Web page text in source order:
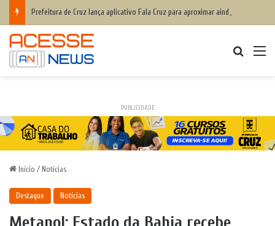
PUBLICIDADE
Início / Notícias
Destaque Notícias